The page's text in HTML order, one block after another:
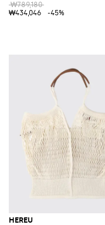
₩789,180
₩434,046
-45%
HEREU